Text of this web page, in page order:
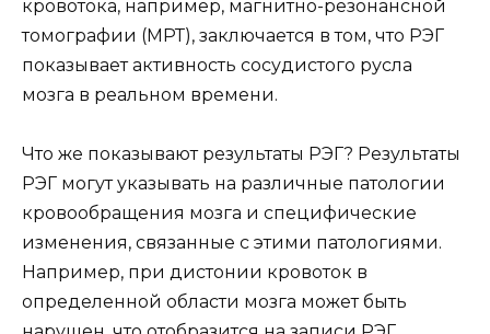
кровотока, например, магнитно-резонансной
томографии (МРТ), заключается в том, что РЭГ
показывает активность сосудистого русла
мозга в реальном времени.
Что же показывают результаты РЭГ? Результаты
РЭГ могут указывать на различные патологии
кровообращения мозга и специфические
изменения, связанные с этими патологиями.
Например, при дистонии кровоток в
определенной области мозга может быть